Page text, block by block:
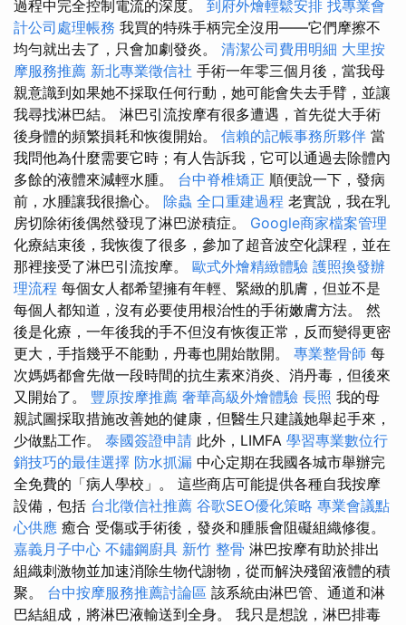
過程中完全控制電流的深度。 到府外燴輕鬆安排 找專業會
計公司處理帳務 我買的特殊手柄完全沒用——它們摩擦不
均勻就出去了，只會加劇發炎。 清潔公司費用明細 大里按
摩服務推薦 新北專業徵信社 手術一年零三個月後，當我母
親意識到如果她不採取任何行動，她可能會失去手臂，並讓
我尋找淋巴結。 淋巴引流按摩有很多遭遇，首先從大手術
後身體的頻繁損耗和恢復開始。 信賴的記帳事務所夥伴 當
我問他為什麼需要它時；有人告訴我，它可以通過去除體內
多餘的液體來減輕水腫。 台中脊椎矯正 順便說一下，發病
前，水腫讓我很擔心。 除蟲 全口重建過程 老實說，我在乳
房切除術後偶然發現了淋巴淤積症。 Google商家檔案管理
化療結束後，我恢復了很多，參加了超音波空化課程，並在
那裡接受了淋巴引流按摩。 歐式外燴精緻體驗 護照換發辦
理流程 每個女人都希望擁有年輕、緊緻的肌膚，但並不是
每個人都知道，沒有必要使用根治性的手術嫩膚方法。 然
後是化療，一年後我的手不但沒有恢復正常，反而變得更密
更大，手指幾乎不能動，丹毒也開始散開。 專業整骨師 每
次媽媽都會先做一段時間的抗生素來消炎、消丹毒，但後來
又開始了。 豐原按摩推薦 奢華高級外燴體驗 長照 我的母
親試圖採取措施改善她的健康，但醫生只建議她舉起手來，
少做點工作。 泰國簽證申請 此外，LIMFA 學習專業數位行
銷技巧的最佳選擇 防水抓漏 中心定期在我國各城市舉辦完
全免費的「病人學校」。 這些商店可能提供各種自我按摩
設備，包括 台北徵信社推薦 谷歌SEO優化策略 專業會議點
心供應 癒合 受傷或手術後，發炎和腫脹會阻礙組織修復。
嘉義月子中心 不鏽鋼廚具 新竹 整骨 淋巴按摩有助於排出
組織刺激物並加速消除生物代謝物，從而解決殘留液體的積
聚。 台中按摩服務推薦討論區 該系統由淋巴管、通道和淋
巴結組成，將淋巴液輸送到全身。 我只是想說，淋巴排毒